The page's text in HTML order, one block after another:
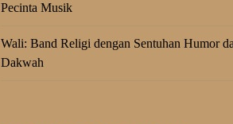
Pecinta Musik
Wali: Band Religi dengan Sentuhan Humor
Dakwah